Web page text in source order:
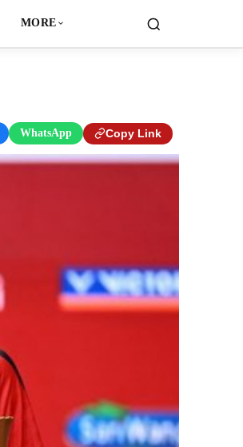
MORE
WhatsApp Copy Link